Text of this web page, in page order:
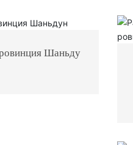
Шаньду